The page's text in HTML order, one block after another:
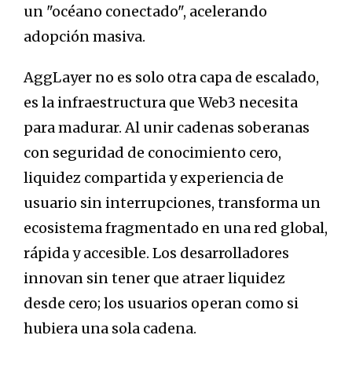
un "océano conectado", acelerando
adopción masiva.
AggLayer no es solo otra capa de escalado,
es la infraestructura que Web3 necesita
para madurar. Al unir cadenas soberanas
con seguridad de conocimiento cero,
liquidez compartida y experiencia de
usuario sin interrupciones, transforma un
ecosistema fragmentado en una red global,
rápida y accesible. Los desarrolladores
innovan sin tener que atraer liquidez
desde cero; los usuarios operan como si
hubiera una sola cadena.